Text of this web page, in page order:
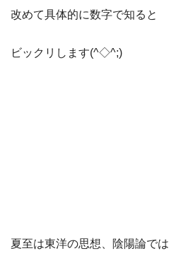
改めて具体的に数字で知ると
ビックリします(^◇^;)
夏至は東洋の思想、陰陽論では